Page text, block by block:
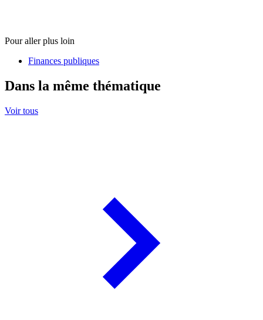
Pour aller plus loin
Finances publiques
Dans la même thématique
Voir tous